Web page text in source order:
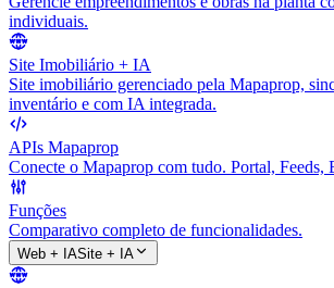
individuais.
Site Imobiliário + IA
Site imobiliário gerenciado pela Mapaprop,
inventário e com IA integrada.
APIs Mapaprop
Conecte o Mapaprop com tudo. Portal, Feeds,
Funções
Comparativo completo de funcionalidades.
Web + IASite + IA